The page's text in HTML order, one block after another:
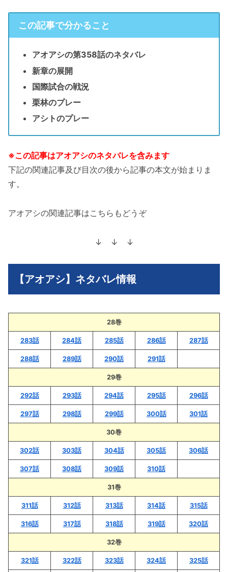
この記事で分かること
アオアシの第358話のネタバレ
新章の展開
国際試合の戦況
栗林のプレー
アシトのプレー
※この記事はアオアシのネタバレを含みます
下記の関連記事及び目次の後から記事の本文が始まりま
す。
アオアシの関連記事はこちらもどうぞ
↓ ↓ ↓
【アオアシ】ネタバレ情報
28巻
283話 284話 285話 286話 287話
288話 289話 290話 291話
29巻
292話 293話 294話 295話 296話
297話 298話 299話 300話 301話
30巻
302話 303話 304話 305話 306話
307話 308話 309話 310話
31巻
311話 312話 313話 314話 315話
316話 317話 318話 319話 320話
32巻
321話 322話 323話 324話 325話